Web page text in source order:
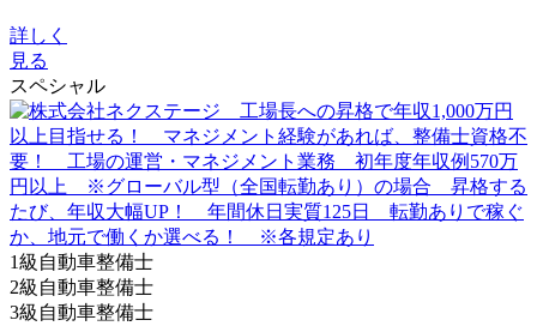
詳しく
見る
スペシャル
1級自動車整備士
2級自動車整備士
3級自動車整備士